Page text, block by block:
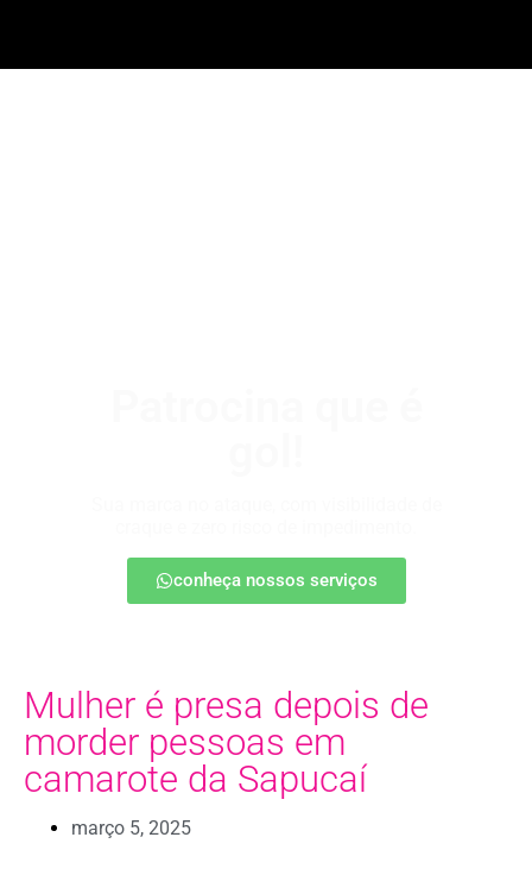
conheça nossos serviços
Mulher é presa depois de
morder pessoas em
camarote da Sapucaí
março 5, 2025